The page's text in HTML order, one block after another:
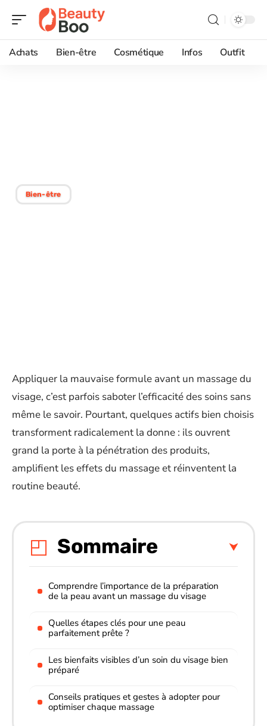
Achats Bien-être Cosmétique Infos Outfit
Bien-être
Appliquer la mauvaise formule avant un massage du
visage, c’est parfois saboter l’efficacité des soins sans
même le savoir. Pourtant, quelques actifs bien choisis
transforment radicalement la donne : ils ouvrent
grand la porte à la pénétration des produits,
amplifient les effets du massage et réinventent la
routine beauté.
Sommaire
Comprendre l’importance de la préparation
de la peau avant un massage du visage
Quelles étapes clés pour une peau
parfaitement prête ?
Les bienfaits visibles d’un soin du visage bien
préparé
Conseils pratiques et gestes à adopter pour
optimiser chaque massage